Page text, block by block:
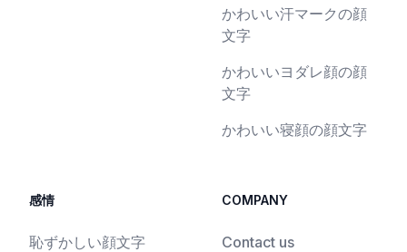
かわいい汗マークの顔
文字
かわいいヨダレ顔の顔
文字
かわいい寝顔の顔文字
感情
恥ずかしい顔文字
COMPANY
Contact us